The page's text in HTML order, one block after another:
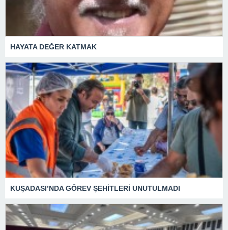
HAYATA DEĞER KATMAK
KUŞADASI’NDA GÖREV ŞEHİTLERİ UNUTULMADI